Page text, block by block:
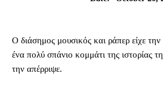
Ο διάσημος μουσικός και ράπερ είχε την
ένα πολύ σπάνιο κομμάτι της ιστορίας
την απέρριψε.